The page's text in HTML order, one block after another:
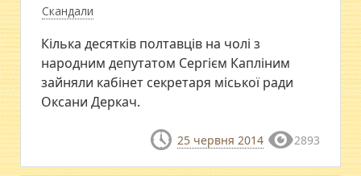
Скандали
Кілька десятків полтавців на чолі з
народним депутатом Сергієм Капліним
зайняли кабінет секретаря міської ради
Оксани Деркач.
25 червня 2014 2893